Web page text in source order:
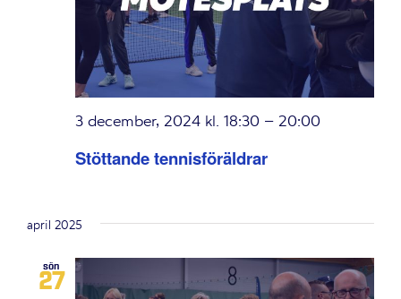
Stöttande tennisföräldrar
3 december, 2024 kl. 18:30 – 20:00
april 2025
sön
27